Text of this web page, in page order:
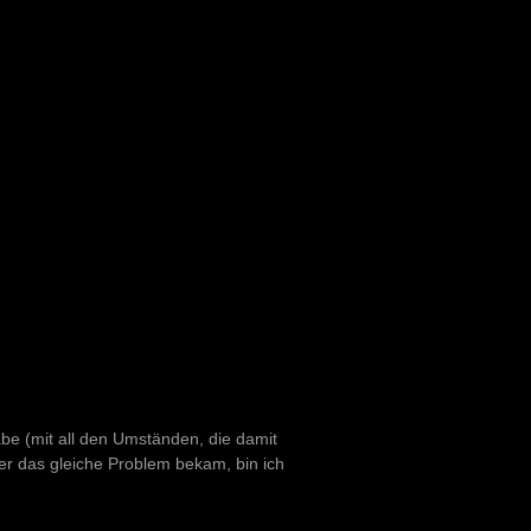
(mit all den Umständen, die damit
das gleiche Problem bekam, bin ich